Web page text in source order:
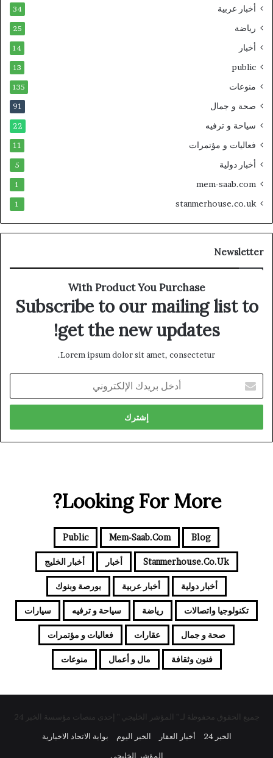
أخبار عربية 34
رياضة 25
أخبار 14
public
13
منوعات 135
صحة و جمال 91
سياحة و ترفيه 22
فعاليات و مؤتمرات 11
أخبار دولية 5
mem-saab.com
1
stanmerhouse.co.uk
1
Newsletter
With Product You Purchase
Subscribe to our mailing list to
get the new updates!
Lorem ipsum dolor sit amet, consectetur.
بريدك
الإلكتروني
Looking For More?
Blog
Mem-Saab.com
Public
Stanmerhouse.co.uk أخبار أخبار الخليج
أخبار دولية أخبار عربية بورصة وبنوك
تكنولوجيا واتصالات رياضة سياحة و ترفيه سيارات
صحة و جمال عقارات فعاليات و مؤتمرات
فنون وثقافة مال و أعمال منوعات
جميع الحقوق محفوظة لـ " المؤشر الخليجي " إحدى منصات مؤسسة الخبر 24
الخبر 24
أخبار العقار الخبر اليوم
بوابة الاتحاد الاخبارية
المؤشر الخليجي